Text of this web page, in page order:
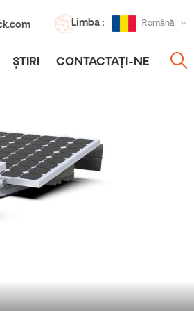
Limba : Română
ȘTIRI CONTACTAŢI-NE